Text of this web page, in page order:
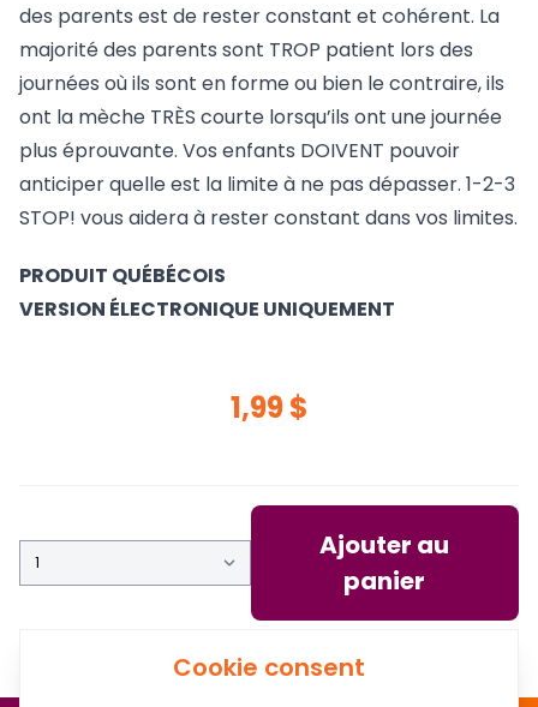
des parents est de rester constant et cohérent. La
majorité des parents sont TROP patient lors des
journées où ils sont en forme ou bien le contraire, ils
ont la mèche TRÈS courte lorsqu’ils ont une journée
plus éprouvante. Vos enfants DOIVENT pouvoir
anticiper quelle est la limite à ne pas dépasser. 1-2-3
STOP! vous aidera à rester constant dans vos limites.
PRODUIT QUÉBÉCOIS
VERSION ÉLECTRONIQUE UNIQUEMENT
1,99 $
Ajouter au
panier
Cookie consent